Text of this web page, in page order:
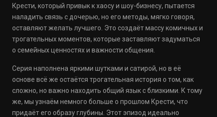
Крести, который привык к хаосу и шоу-бизнесу, пытается
наладить связь с дочерью, но его методы, мягко говоря,
оставляют желать лучшего. Это создаёт массу комичных и
трогательных моментов, которые заставляют задуматься
о семейных ценностях и важности общения.
Серия наполнена яркими шутками и сатирой, но в её
основе всё же остаётся трогательная история о том, как
сложно, но важно находить общий язык с близкими. К тому
же, мы узнаём немного больше о прошлом Крести, что
придаёт его образу глубины. Этот эпизод идеально